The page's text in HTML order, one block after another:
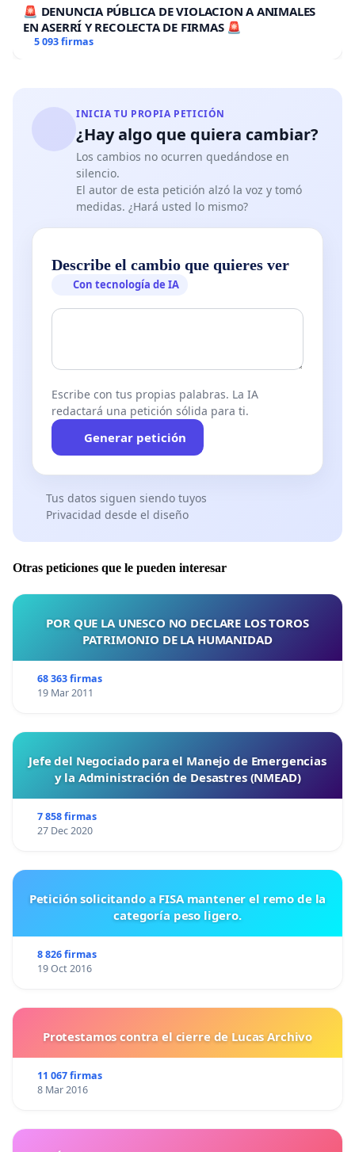
🚨 DENUNCIA PÚBLICA DE VIOLACION A ANIMALES
EN ASERRÍ Y RECOLECTA DE FIRMAS 🚨
5 093 firmas
INICIA TU PROPIA PETICIÓN
¿Hay algo que quiera cambiar?
Los cambios no ocurren quedándose en
silencio.
El autor de esta petición alzó la voz y tomó
medidas. ¿Hará usted lo mismo?
Describe el cambio que quieres ver
Con tecnología de IA
Escribe con tus propias palabras. La IA
redactará una petición sólida para ti.
Generar petición
Tus datos siguen siendo tuyos
Privacidad desde el diseño
Otras peticiones que le pueden interesar
POR QUE LA UNESCO NO DECLARE LOS TOROS
PATRIMONIO DE LA HUMANIDAD
68 363 firmas
19 Mar 2011
Jefe del Negociado para el Manejo de Emergencias
y la Administración de Desastres (NMEAD)
7 858 firmas
27 Dec 2020
Petición solicitando a FISA mantener el remo de la
categoría peso ligero.
8 826 firmas
19 Oct 2016
Protestamos contra el cierre de Lucas Archivo
11 067 firmas
8 Mar 2016